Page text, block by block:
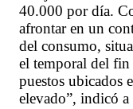
40.000 por día.
afrontar en un
del consumo,
el temporal del fin
puestos ubicados
elevado”, indicó